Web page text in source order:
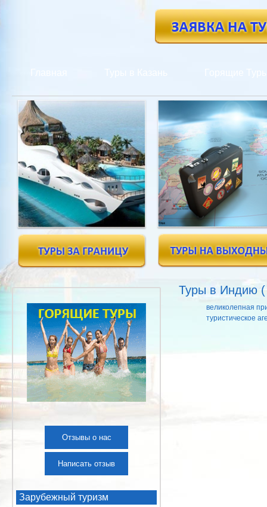
Туры в Индию
великолепная
туристическое
Отзывы о нас
Написать отзыв
Зарубежный туризм